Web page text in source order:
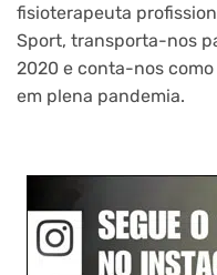
fisioterapeuta
Sport, transporta-nos
2020 e conta-nos
em plena pandemia.